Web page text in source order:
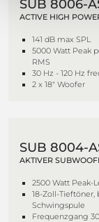
SUB 8006-
ACTIVE HIGH
141 dB max SPL
5000 Watt Peak
RMS
30 Hz - 120 Hz
2 x 18" Woofer
SUB 8004-
AKTIVER
2500 Watt Peak-
18-Zoll-
Schwingspule
Frequenzgang